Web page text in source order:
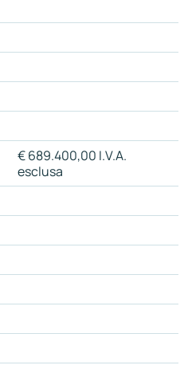
€ 689.400,00 I.V.A.
esclusa